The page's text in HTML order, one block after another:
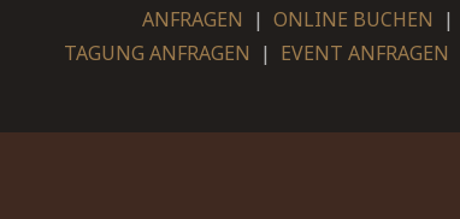
ANFRAGEN | ONLINE BUCHEN |
TAGUNG ANFRAGEN | EVENT ANFRAGEN